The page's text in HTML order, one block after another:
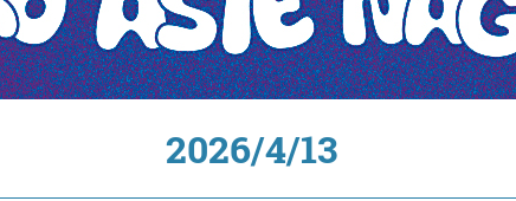
2026/4/13